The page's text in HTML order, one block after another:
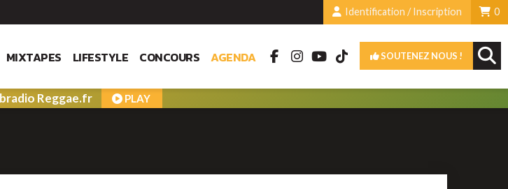
0
Identification / Inscription
MIXTAPES LIFESTYLE CONCOURS AGENDA SOUTENEZ NOUS !
Reggae.fr PLAY